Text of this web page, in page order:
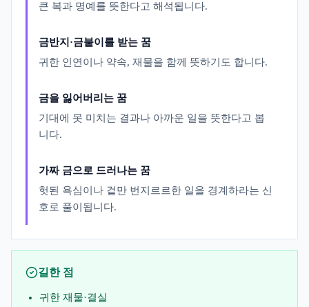
큰 복과 명예를 뜻한다고 해석됩니다.
금반지·금붙이를 받는 꿈
귀한 인연이나 약속, 재물을 함께 뜻하기도 합니다.
금을 잃어버리는 꿈
기대에 못 미치는 결과나 아까운 일을 뜻한다고 봅
니다.
가짜 금으로 드러나는 꿈
헛된 욕심이나 겉만 번지르르한 일을 경계하라는 신
호로 풀이됩니다.
길한 점
귀한 재물·결실